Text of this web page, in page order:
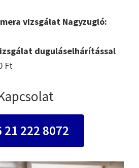
vizsgálat Nagyzugló:
duguláselhárítással
Ft
21 222 8072